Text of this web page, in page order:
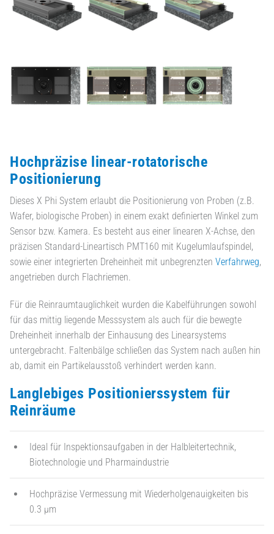
Hochpräzise linear-rotatorische
Positionierung
Dieses X Phi System erlaubt die Positionierung von Proben (z.B.
Wafer, biologische Proben) in einem exakt definierten Winkel zum
Sensor bzw. Kamera. Es besteht aus einer linearen X-Achse, den
präzisen Standard-Lineartisch PMT160 mit Kugelumlaufspindel,
sowie einer integrierten Dreheinheit mit unbegrenzten Verfahrweg,
angetrieben durch Flachriemen.
Für die Reinraumtauglichkeit wurden die Kabelführungen sowohl
für das mittig liegende Messsystem als auch für die bewegte
Dreheinheit innerhalb der Einhausung des Linearsystems
untergebracht. Faltenbälge schließen das System nach außen hin
ab, damit ein Partikelausstoß verhindert werden kann.
Langlebiges Positionierssystem für
Reinräume
Ideal für Inspektionsaufgaben in der Halbleitertechnik,
Biotechnologie und Pharmaindustrie
Hochpräzise Vermessung mit Wiederholgenauigkeiten bis
0.3 µm